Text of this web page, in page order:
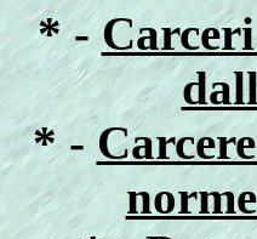
* -
* -